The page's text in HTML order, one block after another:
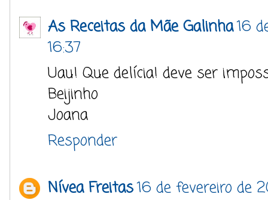
As Receitas da Mãe Galinha16
16:37
Uau! Que delícia! deve ser
Beijinho
Joana
Responder
Nívea Freitas16 de fevereiro de